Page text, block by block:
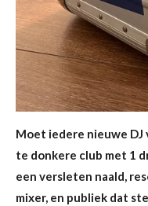
Moet iedere nieuwe
te donkere club met 1
een versleten naald,
mixer, en publiek dat